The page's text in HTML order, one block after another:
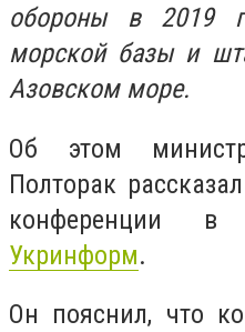
обороны в 2019
морской базы и
Азовском море.
Об этом
Полторак
конференции в
Укринформ.
Он пояснил, что